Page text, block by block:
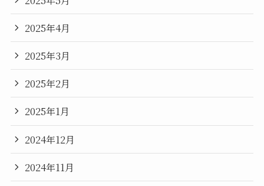
2025年4月
2025年3月
2025年2月
2025年1月
2024年12月
2024年11月